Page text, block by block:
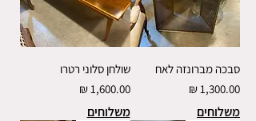
סבכה מברונזה לאח
מחיר
משלוחים
שולחן סלוני רטרו
מחיר‏1,600.00 ‏₪
משלוחים